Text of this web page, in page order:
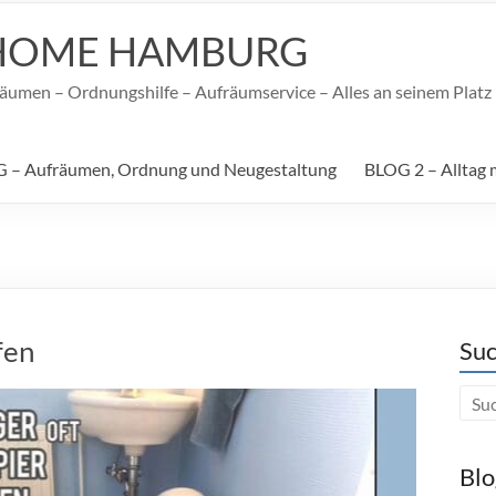
HAMBURG
– Ordnungshilfe – Aufräumservice – Alles an seinem
– Aufräumen, Ordnung und Neugestaltung BLOG 2 – Alltag